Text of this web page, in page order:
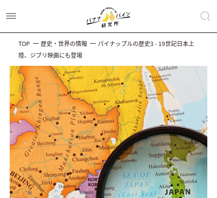
TOP 歴史・世界の情報
パイナップルの歴史3 - 19世記日本上
陸、ジブリ映画にも登場